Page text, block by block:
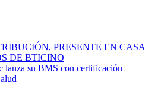
PRESENTE EN CASA
DE BTICINO
lanza su BMS con certificación